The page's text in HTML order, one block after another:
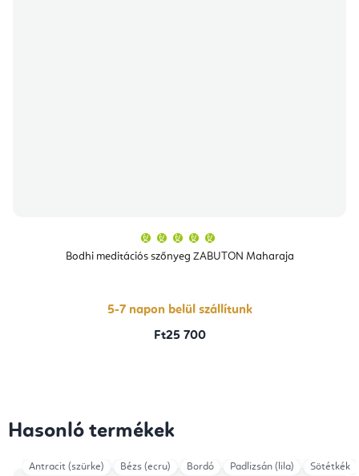
Bodhi meditációs szőnyeg ZABUTON Maharaja
átlagos
értékelése
csillag.
5-7 napon belül szállítunk
Ft25 700
Hasonló termékek
Antracit (szürke) Bézs (ecru) Bordó Padlizsán (lila) Sötétkék